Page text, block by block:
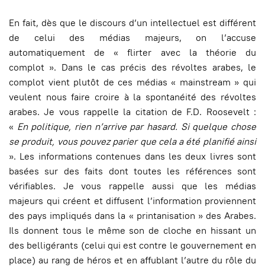
En fait, dès que le discours d’un intellectuel est différent
de celui des médias majeurs, on l’accuse
automatiquement de « flirter avec la théorie du
complot ». Dans le cas précis des révoltes arabes, le
complot vient plutôt de ces médias « mainstream » qui
veulent nous faire croire à la spontanéité des révoltes
arabes. Je vous rappelle la citation de F.D. Roosevelt :
« En politique, rien n’arrive par hasard. Si quelque chose
se produit, vous pouvez parier que cela a été planifié ainsi
». Les informations contenues dans les deux livres sont
basées sur des faits dont toutes les références sont
vérifiables. Je vous rappelle aussi que les médias
majeurs qui créent et diffusent l’information proviennent
des pays impliqués dans la « printanisation » des Arabes.
Ils donnent tous le même son de cloche en hissant un
des belligérants (celui qui est contre le gouvernement en
place) au rang de héros et en affublant l’autre du rôle du